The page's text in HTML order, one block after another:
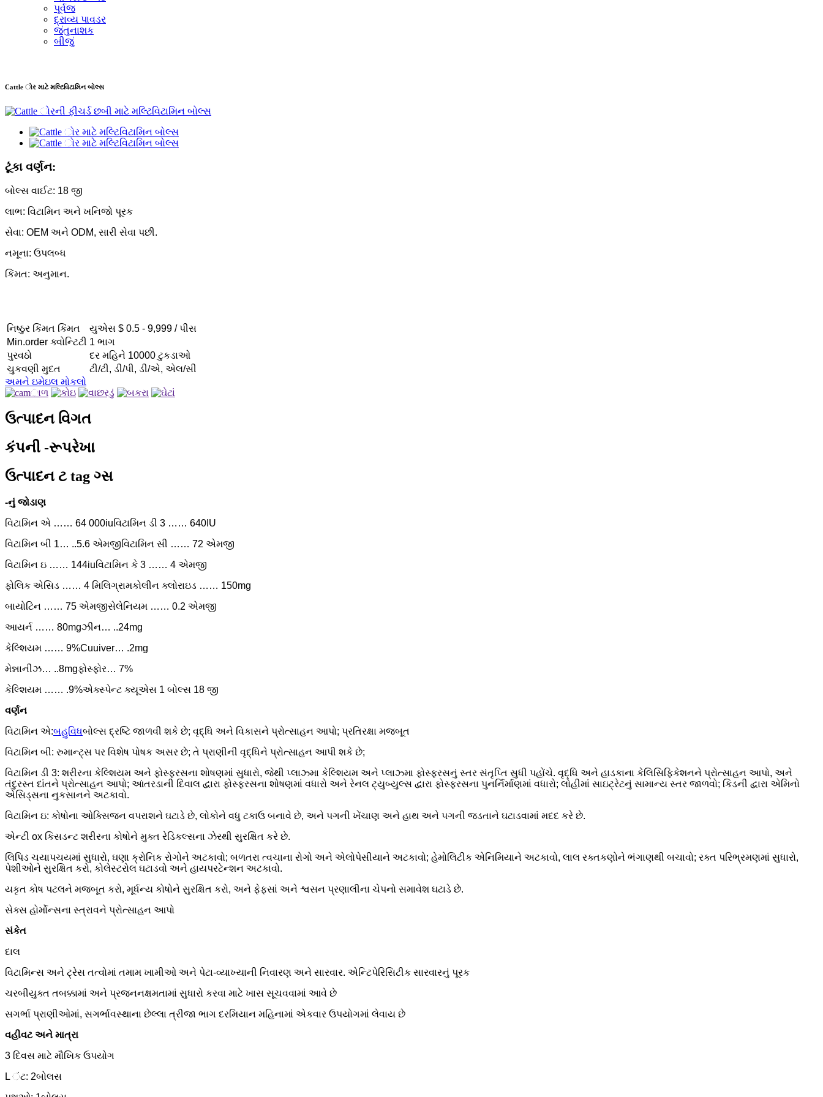
પૂર્વજ
દ્રાવ્ય પાવડર
જંતુનાશક
બીજું
Cattle ોર માટે મલ્ટિવિટામિન બોલ્સ
ટૂંકા વર્ણન:
બોલ્સ વાઈટ: 18 જી
લાભ: વિટામિન અને ખનિજો પૂરક
સેવા: OEM અને ODM, સારી સેવા પછી.
નમૂના: ઉપલબ્ધ
કિંમત: અનુમાન.
નિષ્ઠુર કિંમત કિંમત
યુએસ $ 0.5 - 9,999 / પીસ
Min.order ક્વોન્ટિટી 1 ભાગ
પુરવઠો
દર મહિને 10000 ટુકડાઓ
ચુકવણી મુદત
ટી/ટી, ડી/પી, ડી/એ, એલ/સી
અમને ઇમેઇલ મોકલો
ઉત્પાદન વિગત
કંપની -રૂપરેખા
ઉત્પાદન ટ tag ગ્સ
-નું જોડાણ
વિટામિન એ …… 64 000iuવિટામિન ડી 3 …… 640IU
વિટામિન બી 1… ..5.6 એમજીવિટામિન સી …… 72 એમજી
વિટામિન ઇ …… 144iuવિટામિન કે 3 …… 4 એમજી
ફોલિક એસિડ …… 4 મિલિગ્રામકોલીન ક્લોરાઇડ …… 150mg
બાયોટિન …… 75 એમજીસેલેનિયમ …… 0.2 એમજી
આયર્ન …… 80mgઝીન… ..24mg
કેલ્શિયમ …… 9%Cuuiver… .2mg
મેન્નાનીઝ… ..8mgફોસ્ફોર… 7%
કેલ્શિયમ …… .9%એક્સ્પેન્ટ ક્યૂએસ 1 બોલ્સ 18 જી
વર્ણન
વિટામિન એ:બહુવિધબોલ્સ દ્રષ્ટિ જાળવી શકે છે; વૃદ્ધિ અને વિકાસને પ્રોત્સાહન આપો; પ્રતિરક્ષા મજબૂત
વિટામિન બી: રુમાન્ટ્સ પર વિશેષ પોષક અસર છે; તે પ્રાણીની વૃદ્ધિને પ્રોત્સાહન આપી શકે છે;
વિટામિન ડી 3: શરીરના કેલ્શિયમ અને ફોસ્ફરસના શોષણમાં સુધારો, જેથી પ્લાઝ્મા કેલ્શિયમ અને પ્લાઝ્મા ફોસ્ફરસનું સ્તર સંતૃપ્તિ સુધી પહોંચે. વૃદ્ધિ અને હાડકાના કેલિસિફિકેશનને પ્રોત્સાહન આપો, અને
તંદુરસ્ત દાંતને પ્રોત્સાહન આપો; આંતરડાની દિવાલ દ્વારા ફોસ્ફરસના શોષણમાં વધારો અને રેનલ ટ્યુબ્યુલ્સ દ્વારા ફોસ્ફરસના પુનર્નિર્માણમાં વધારો; લોહીમાં સાઇટ્રેટનું સામાન્ય સ્તર જાળવો; કિડની દ્વારા એમિનો
એસિડ્સના નુકસાનને અટકાવો.
વિટામિન ઇ: કોષોના ઓક્સિજન વપરાશને ઘટાડે છે, લોકોને વધુ ટકાઉ બનાવે છે, અને પગની ખેંચાણ અને હાથ અને પગની જડતાને ઘટાડવામાં મદદ કરે છે.
એન્ટી ox કિસડન્ટ શરીરના કોષોને મુક્ત રેડિકલ્સના ઝેરથી સુરક્ષિત કરે છે.
લિપિડ ચયાપચયમાં સુધારો, ઘણા ક્રોનિક રોગોને અટકાવો; બળતરા ત્વચાના રોગો અને એલોપેસીયાને અટકાવો; હેમોલિટીક એનિમિયાને અટકાવો, લાલ રક્તકણોને ભંગાણથી બચાવો; રક્ત પરિભ્રમણમાં સુધારો,
પેશીઓને સુરક્ષિત કરો, કોલેસ્ટરોલ ઘટાડવો અને હાયપરટેન્શન અટકાવો.
યકૃત કોષ પટલને મજબૂત કરો, મૂર્ધન્ય કોષોને સુરક્ષિત કરો, અને ફેફસાં અને શ્વસન પ્રણાલીના ચેપનો સમાવેશ ઘટાડે છે.
સેક્સ હોર્મોન્સના સ્ત્રાવને પ્રોત્સાહન આપો
સંકેત
દાલ
વિટામિન્સ અને ટ્રેસ તત્વોમાં તમામ ખામીઓ અને પેટા-વ્યાખ્યાની નિવારણ અને સારવાર. એન્ટિપેરિસિટીક સારવારનું પૂરક
ચરબીયુક્ત તબક્કામાં અને પ્રજનનક્ષમતામાં સુધારો કરવા માટે ખાસ સૂચવવામાં આવે છે
સગર્ભા પ્રાણીઓમાં, સગર્ભાવસ્થાના છેલ્લા ત્રીજા ભાગ દરમિયાન મહિનામાં એકવાર ઉપયોગમાં લેવાય છે
વહીવટ અને માત્રા
3 દિવસ માટે મૌખિક ઉપયોગ
L ંટ: 2બોલસ